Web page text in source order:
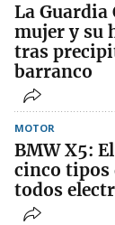
La Guardia
mujer y su
tras
barranco
MOTOR
BMW X5:
cinco
todos